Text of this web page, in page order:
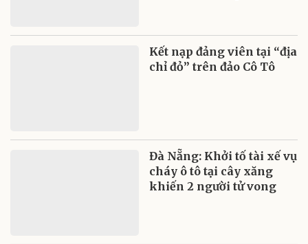
Kết nạp đảng viên tại “địa
chỉ đỏ” trên đảo Cô Tô
Đà Nẵng: Khởi tố tài xế vụ
cháy ô tô tại cây xăng
khiến 2 người tử vong